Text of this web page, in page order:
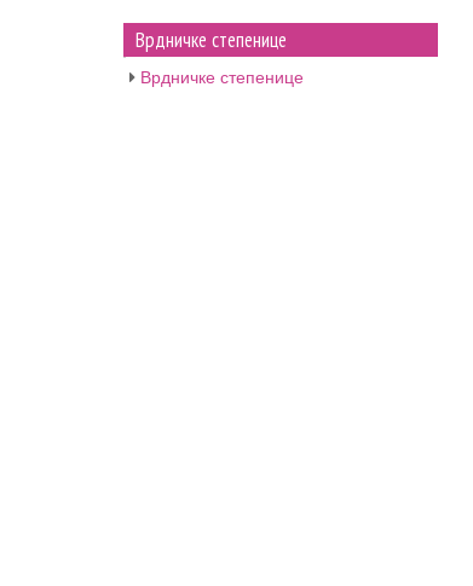
Врдничке степенице
Врдничке степенице